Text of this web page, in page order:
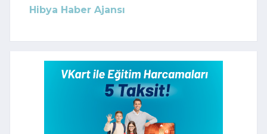
Hibya Haber Ajansı